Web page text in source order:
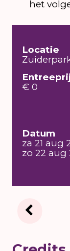
het
Locatie
€ 0
Datum
za 21 aug
zo 22 aug